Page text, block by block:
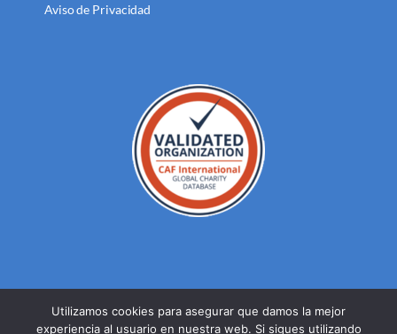
Aviso de Privacidad
Utilizamos cookies para asegurar que damos la mejor
experiencia al usuario en nuestra web. Si sigues utilizando